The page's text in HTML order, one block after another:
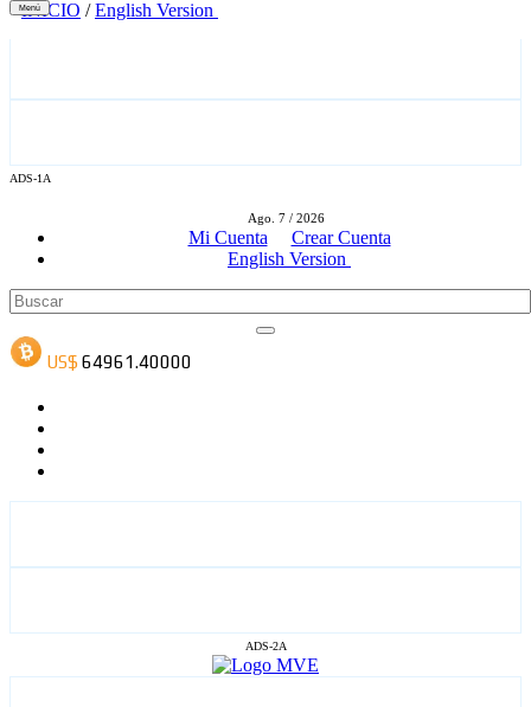
ADS-1A
Ago. 7 / 2026
Mi Cuenta
Crear Cuenta
English Version
ADS-2A
Menú
INICIO /English Version
ADS-3B